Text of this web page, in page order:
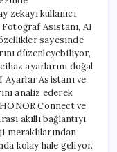
zekayı kullanıcı
Asistanı, AI
sayesinde
düzenleyebiliyor,
ayarlarını doğal
Asistanı ve
analiz ederek
Connect ve
akıllı bağlantıyı
meraklılarından
kolay hale geliyor.